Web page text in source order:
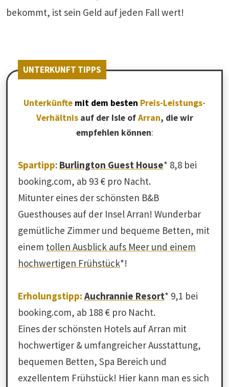
bekommt, ist sein Geld auf jeden Fall wert!
UNTERKUNFT TIPPS
Unterkünfte mit dem besten Preis-Leistungs-
Verhältnis auf der Isle ofArran, die wir
empfehlen können:
Spartipp: Burlington Guest House* 8,8 bei
booking.com, ab 93 € pro Nacht.
Mitunter eines der schönsten B&B
Guesthouses auf der Insel Arran! Wunderbar
gemütliche Zimmer und bequeme Betten, mit
einem tollen Ausblick aufs Meer und einem
hochwertigen Frühstück*!
Erholungstipp: Auchrannie Resort* 9,1 bei
booking.com, ab 188 € pro Nacht.
Eines der schönsten Hotels auf Arran mit
hochwertiger & umfangreicher Ausstattung,
bequemen Betten, Spa Bereich und
exzellentem Frühstück! Hier kann man es sich